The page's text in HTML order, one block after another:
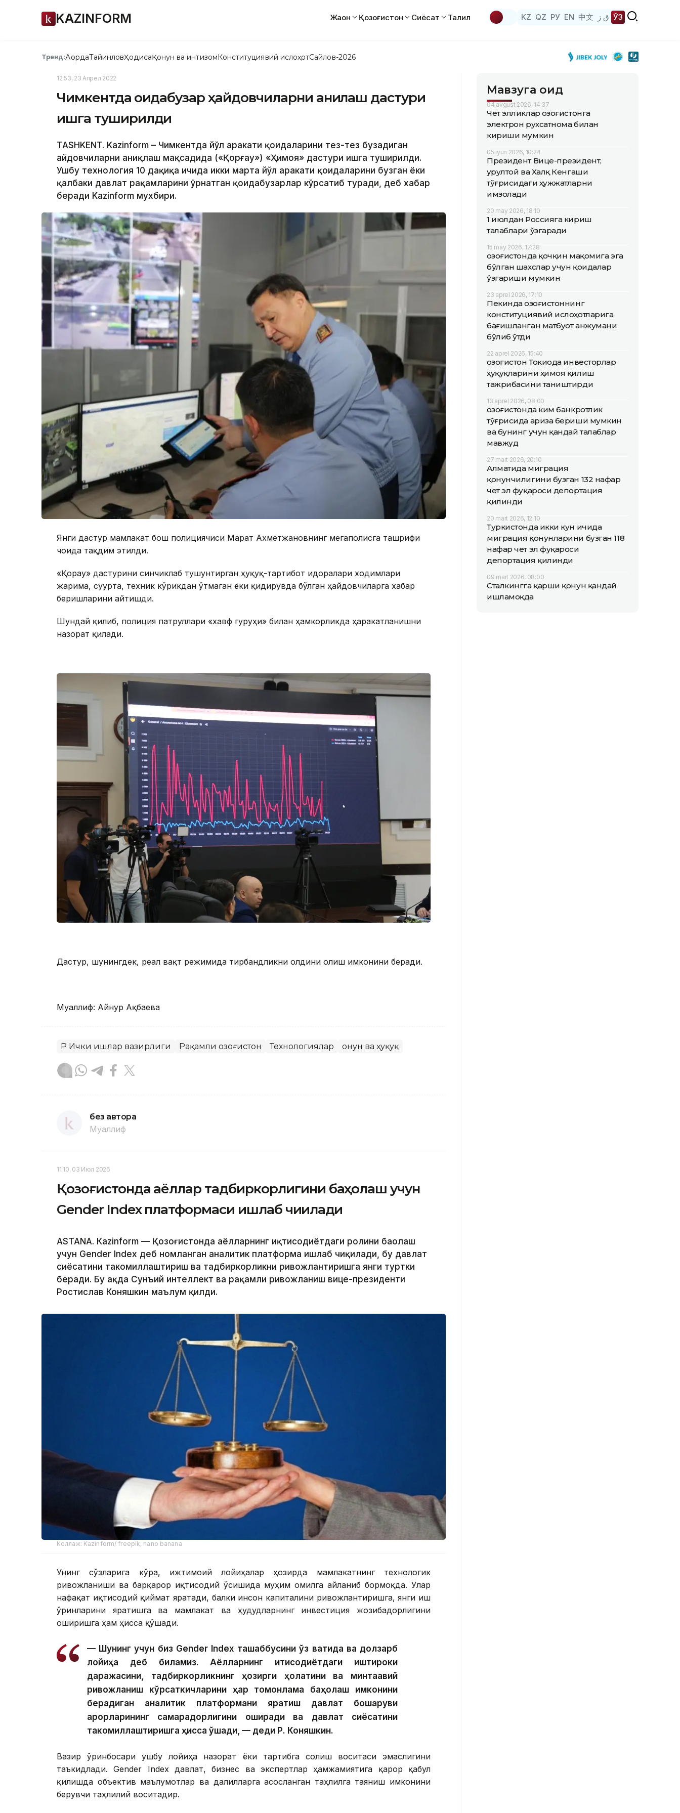
KAZINFORM Жаҳон Қозоғистон Сиёсат Таҳлил KZ QZ РУ EN 中文 ق ز ЎЗ
Тренд:АқордаТайинловҲодисаҚонун ва интизомКонституциявий ислоҳотСайлов-2026
12:53, 23 Апрел 2022
Чимкентда қоидабузар ҳайдовчиларни аниқлаш дастури
ишга туширилди
TASHKENT. Kazinform – Чимкентда йўл ҳаракати қоидаларини тез-тез бузадиган
ҳайдовчиларни аниқлаш мақсадида («Қорғау») «Ҳимоя» дастури ишга туширилди.
Ушбу технология 10 дақиқа ичида икки марта йўл ҳаракати қоидаларини бузган ёки
қалбаки давлат рақамларини ўрнатган қоидабузарлар кўрсатиб туради, деб хабар
беради Kazinform мухбири.
Янги дастур мамлакат бош полициячиси Марат Ахметжановнинг мегаполисга ташрифи
чоғида тақдим этилди.
«Қорғау» дастурини синчиклаб тушунтирган ҳуқуқ-тартибот идоралари ходимлари
жарима, суғурта, техник кўрикдан ўтмаган ёки қидирувда бўлган ҳайдовчиларга хабар
беришларини айтишди.
Шундай қилиб, полиция патруллари «хавф гуруҳи» билан ҳамкорликда ҳаракатланишни
назорат қилади.
Дастур, шунингдек, реал вақт режимида тирбандликни олдини олиш имконини беради.
Муаллиф: Айнур Ақбаева
ҚР Ички ишлар вазирлиги Рақамли Қозоғистон Технологиялар Қонун ва ҳуқуқ
без автора
Муаллиф
11:10, 03 Июл 2026
Қозоғистонда аёллар тадбиркорлигини баҳолаш учун
Gender Index платформаси ишлаб чиқилади
ASTANА. Кazinform — Қозоғистонда аёлларнинг иқтисодиётдаги ролини баҳолаш
учун Gender Index деб номланган аналитик платформа ишлаб чиқилади, бу давлат
сиёсатини такомиллаштириш ва тадбиркорликни ривожлантиришга янги туртки
беради. Бу ҳақда Сунъий интеллект ва рақамли ривожланиш вице-президенти
Ростислав Коняшкин маълум қилди.
Коллаж: Kazinform/ freepik, nano banana
Унинг сўзларига кўра, ижтимоий лойиҳалар ҳозирда мамлакатнинг технологик
ривожланиши ва барқарор иқтисодий ўсишида муҳим омилга айланиб бормоқда. Улар
нафақат иқтисодий қиймат яратади, балки инсон капиталини ривожлантиришга, янги иш
ўринларини яратишга ва мамлакат ва ҳудудларнинг инвестиция жозибадорлигини
оширишга ҳам ҳисса қўшади.
— Шунинг учун биз Gender Index ташаббусини ўз вақтида ва долзарб
лойиҳа деб биламиз. Аёлларнинг иқтисодиётдаги иштироки
даражасини, тадбиркорликнинг ҳозирги ҳолатини ва минтақавий
ривожланиш кўрсаткичларини ҳар томонлама баҳолаш имконини
берадиган аналитик платформани яратиш давлат бошқаруви
қарорларининг самарадорлигини оширади ва давлат сиёсатини
такомиллаштиришга ҳисса қўшади, — деди Р. Коняшкин.
Вазир ўринбосари ушбу лойиҳа назорат ёки тартибга солиш воситаси эмаслигини
таъкидлади. Gender Index давлат, бизнес ва экспертлар ҳамжамиятига қарор қабул
қилишда объектив маълумотлар ва далилларга асосланган таҳлилга таяниш имконини
берувчи таҳлилий воситадир.
Мавзуга оид
04 avgust 2026, 14:37
Чет элликлар Қозоғистонга
электрон рухсатнома билан
кириши мумкин
05 iyun 2026, 10:24
Президент Вице-президент,
Қурултой ва Халқ Кенгаши
тўғрисидаги ҳужжатларни
имзолади
20 may 2026, 18:10
1 июлдан Россияга кириш
талаблари ўзгаради
15 may 2026, 17:28
Қозоғистонда қочқин мақомига эга
бўлган шахслар учун қоидалар
ўзгариши мумкин
23 aprel 2026, 17:10
Пекинда Қозоғистоннинг
конституциявий ислоҳотларига
бағишланган матбуот анжумани
бўлиб ўтди
22 aprel 2026, 15:40
Қозоғистон Токиода инвесторлар
ҳуқуқларини ҳимоя қилиш
тажрибасини таништирди
13 aprel 2026, 08:00
Қозоғистонда ким банкротлик
тўғрисида ариза бериши мумкин
ва бунинг учун қандай талаблар
мавжуд
27 mart 2026, 20:10
Алматида миграция
қонунчилигини бузган 132 нафар
чет эл фуқароси депортация
қилинди
20 mart 2026, 12:10
Туркистонда икки кун ичида
миграция қонунларини бузган 118
нафар чет эл фуқароси
депортация қилинди
09 mart 2026, 08:00
Сталкингга қарши қонун қандай
ишламоқда